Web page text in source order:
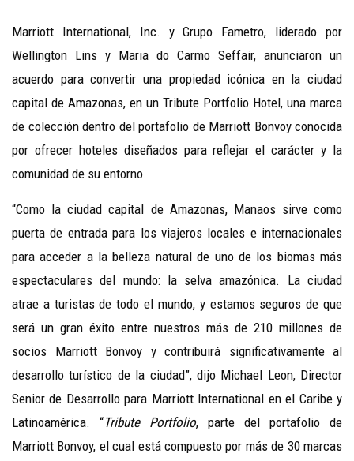
Marriott International, Inc. y Grupo Fametro, liderado por
Wellington Lins y Maria do Carmo Seffair, anunciaron un
acuerdo para convertir una propiedad icónica en la ciudad
capital de Amazonas, en un Tribute Portfolio Hotel, una marca
de colección dentro del portafolio de Marriott Bonvoy conocida
por ofrecer hoteles diseñados para reflejar el carácter y la
comunidad de su entorno.
“Como la ciudad capital de Amazonas, Manaos sirve como
puerta de entrada para los viajeros locales e internacionales
para acceder a la belleza natural de uno de los biomas más
espectaculares del mundo: la selva amazónica. La ciudad
atrae a turistas de todo el mundo, y estamos seguros de que
será un gran éxito entre nuestros más de 210 millones de
socios Marriott Bonvoy y contribuirá significativamente al
desarrollo turístico de la ciudad”, dijo Michael Leon, Director
Senior de Desarrollo para Marriott International en el Caribe y
Latinoamérica. “Tribute Portfolio, parte del portafolio de
Marriott Bonvoy, el cual está compuesto por más de 30 marcas